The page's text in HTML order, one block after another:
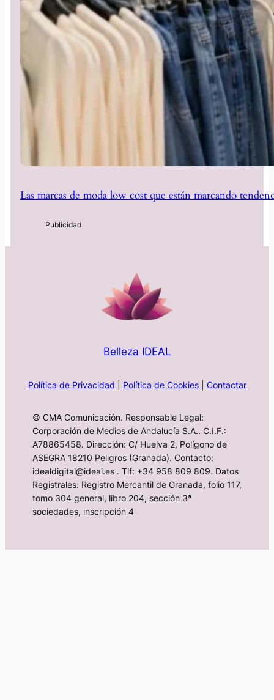
Las marcas de moda low cost que están marcando
Belleza IDEAL
Política de Privacidad Política de Cookies| Contactar
© CMA Comunicación. Responsable Legal:
Corporación de Medios de Andalucía S.A.. C.I.F.:
A78865458. Dirección: C/ Huelva 2, Polígono de
ASEGRA 18210 Peligros (Granada). Contacto:
idealdigital@ideal.es . Tlf: +34 958 809 809. Datos
Registrales: Registro Mercantil de Granada, folio 117,
tomo 304 general, libro 204, sección 3ª
sociedades, inscripción 4